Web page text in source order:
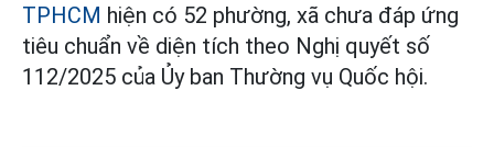
TPHCM hiện có 52 phường, xã chưa đáp ứng
tiêu chuẩn về diện tích theo Nghị quyết số
112/2025 của Ủy ban Thường vụ Quốc hội.